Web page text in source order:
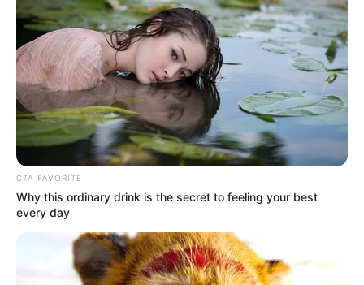
CTA FAVORITE
Why this ordinary drink is the secret to feeling your best
every day